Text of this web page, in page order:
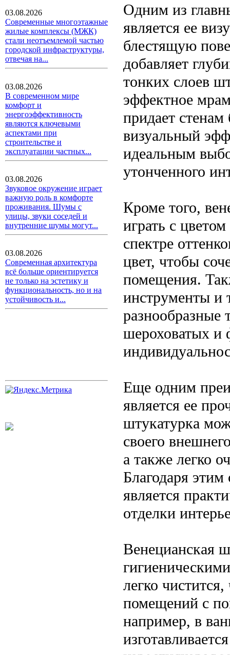
03.08.2026
Современные многоэтажные
жилые комплексы (МЖК)
стали неотъемлемой частью
городской инфраструктуры,
отвечая на...
03.08.2026
В современном мире
комфорт и
энергоэффективность
являются ключевыми
аспектами при
строительстве и
эксплуатации частных...
03.08.2026
Звуковое окружение играет
важную роль в комфорте
проживания. Шумы с
улицы, звуки соседей и
внутренние шумы могут...
03.08.2026
Современная архитектура
всё больше ориентируется
не только на эстетику и
функциональность, но и на
устойчивость и...
Одним из
является ее
блестящую
добавляет
тонких слоев
эффектное
придает
визуальный
идеальным
утонченного
Кроме того,
играть с
спектре
цвет, чтобы
помещения.
инструменты и
разнообразные
шероховатых и
Еще одним
является ее
штукатурка
своего
а также легко
Благодаря этим
является
отделки
Венецианская
легко
помещений с
например, в